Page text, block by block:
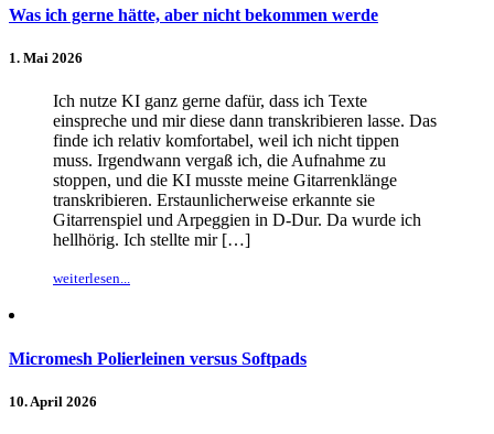
Was ich gerne hätte, aber nicht bekommen werde
1. Mai 2026
Ich nutze KI ganz gerne dafür, dass ich Texte
einspreche und mir diese dann transkribieren lasse. Das
finde ich relativ komfortabel, weil ich nicht tippen
muss. Irgendwann vergaß ich, die Aufnahme zu
stoppen, und die KI musste meine Gitarrenklänge
transkribieren. Erstaunlicherweise erkannte sie
Gitarrenspiel und Arpeggien in D-Dur. Da wurde ich
hellhörig. Ich stellte mir […]
weiterlesen...
Micromesh Polierleinen versus Softpads
10. April 2026